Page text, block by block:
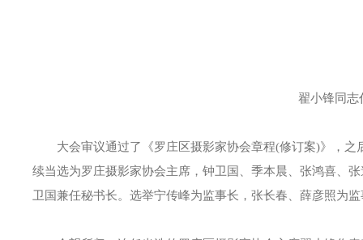
翟小锋同志代
大会审议通过了《罗庄区摄影家协会章程(修订案)》，之
续当选为罗庄摄影家协会主席，钟卫国、季本晨、张鸿喜、
卫国兼任秘书长。选举宁传峰为监事长，张长春、薛彦照为